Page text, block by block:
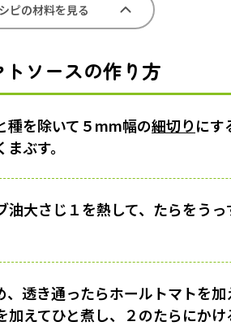
ピの材料を見る
ソースの作り方
種を除いて５mm幅の細切りにす
ぶす。
大さじ１を熱して、たらをう
透き通ったらホールトマトを加
えてひと煮し、２のたらにかけ